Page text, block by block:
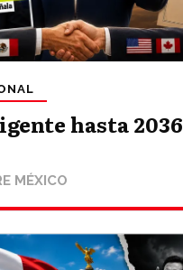
hasta 2036
MÉXICO